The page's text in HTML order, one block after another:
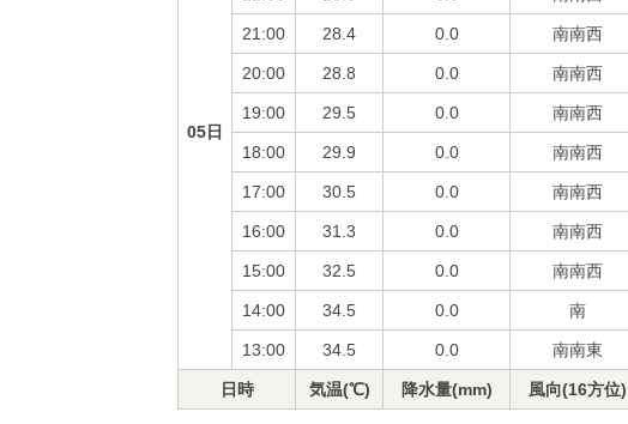
05日
21:00 28.4 0.0 南南西
20:00 28.8 0.0 南南西
19:00 29.5 0.0 南南西
18:00 29.9 0.0 南南西
17:00 30.5 0.0 南南西
16:00 31.3 0.0 南南西
15:00 32.5 0.0 南南西
14:00 34.5 0.0 南
13:00 34.5 0.0 南南東
日時 気温(℃) 降水量(mm) 風向(16方位)